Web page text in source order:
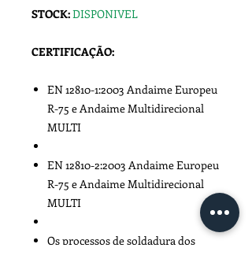
STOCK:DISPONIVEL
CERTIFICAÇÃO:
EN 12810-1:2003 Andaime Europeu
R-75 e Andaime Multidirecional
MULTI
EN 12810-2:2003 Andaime Europeu
R-75 e Andaime Multidirecional
MULTI
Os processos de soldadura dos